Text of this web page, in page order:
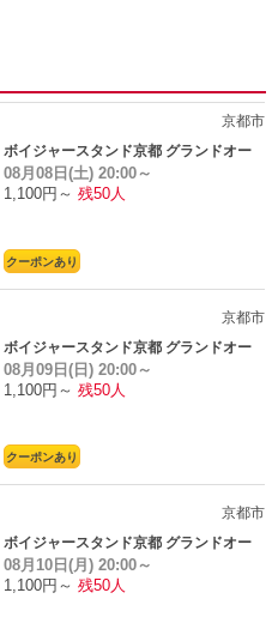
京都市
ボイジャースタンド京都 グランドオー
プン
08月08日(土) 20:00～
1,100円～ 残50人
クーポンあり
京都市
ボイジャースタンド京都 グランドオー
プン
08月09日(日) 20:00～
1,100円～ 残50人
クーポンあり
京都市
ボイジャースタンド京都 グランドオー
プン
08月10日(月) 20:00～
1,100円～ 残50人